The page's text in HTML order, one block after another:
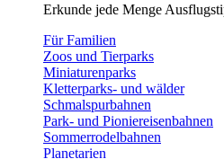
Erkunde jede Menge
Für Familien
Zoos und Tierparks
Miniaturenparks
Kletterparks- und wälder
Schmalspurbahnen
Park- und Pioniereisenbahnen
Sommerrodelbahnen
Planetarien